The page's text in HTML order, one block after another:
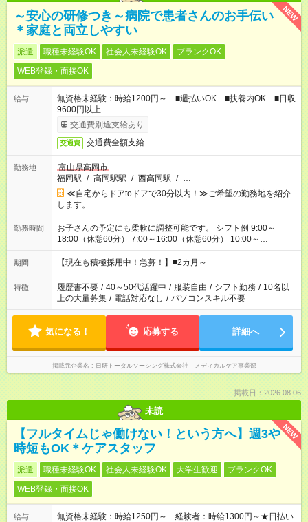
NEW
～安心の研修つき～病院で患者さんのお手伝い
＊家庭と両立しやすい
派遣 職種未経験OK 社会人未経験OK
ブランクOK
WEB登録・面接OK
給与
無資格未経験：時給1200円～ ■週払いOK ■扶養内OK ■日収
9600円以上
交通費別途支給あり
交通費 交通費全額支給
勤務地
富山県高岡市
福岡駅 / 高岡駅駅 / 西高岡駅 / …
≪自宅からドアtoドアで30分以内！≫ご希望の勤務地を紹介
します。
勤務時間
お子さんの予定にも柔軟に調整可能です。 シフト例 9:00～
18:00（休憩60分） 7:00～16:00（休憩60分） 10:00～
19:00（休憩60分） ※Wワーク希望の方へ 今ご覧のお仕事で希
望する勤務時間と、もう1つのお仕事の勤務時間の合計が 週40
期間 【現在も積極採用中！急募！】■2カ月～
特徴 履歴書不要 / 40～50代活躍中 / 服装自由 / シフト勤務 / 10名以
上の大量募集 / 電話対応なし / パソコンスキル不要
気になる！ 応募する 詳細へ
掲載元企業名 日研トータルソーシング株式会社 メディカルケア事業部
掲載日：2026.08.06
未読
NEW
【フルタイムじゃ働けない！という方へ】週3や
時短もOK＊ケアスタッフ
派遣 職種未経験OK 社会人未経験OK 大学生歓迎
ブランクOK
WEB登録・面接OK
給与
無資格未経験：時給1250円～ 経験者：時給1300円～★日払い